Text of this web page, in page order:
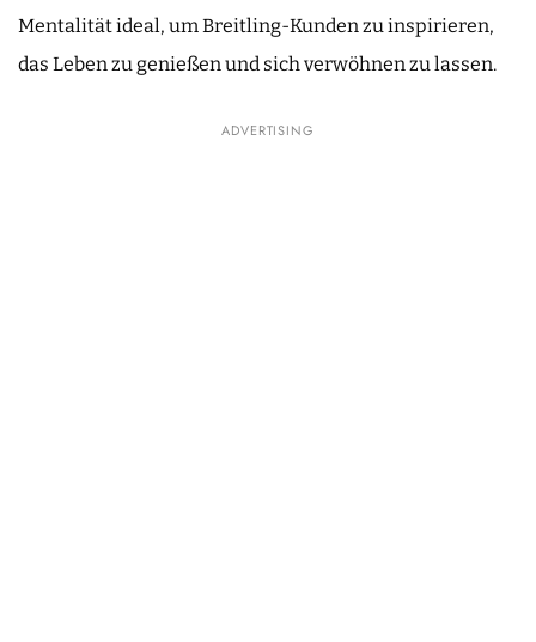
Mentalität ideal, um Breitling-Kunden zu inspirieren,
das Leben zu genießen und sich verwöhnen zu lassen.
ADVERTISING